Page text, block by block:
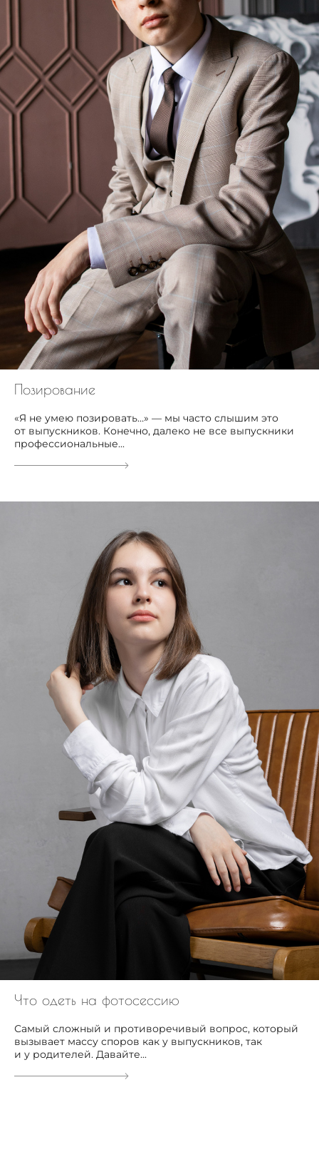
Позирование
«Я не умею позировать…» — мы часто слышим это
от выпускников. Конечно, далеко не все выпускники
профессиональные...
Что одеть на фотосессию
Самый сложный и противоречивый вопрос, который
вызывает массу споров как у выпускников, так
и у родителей. Давайте...